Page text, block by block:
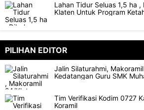
Lahan Tidur Seluas 1,5 ha
Klaten Untuk Program
PILIHAN EDITOR
Jalin Silaturahmi,
Kedatangan Guru SMK
Tim Verifikasi Kodim 0727
Koramil